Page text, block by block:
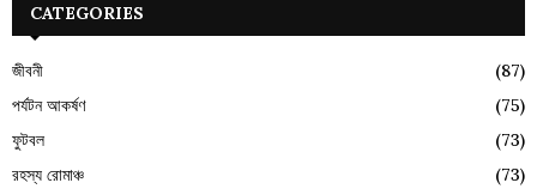
CATEGORIES
জীবনী
(87)
পর্যটন আকর্ষণ
(75)
ফুটবল
(73)
রহস্য রোমাঞ্চ
(73)